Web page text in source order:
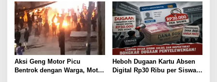
LKPP
Jadi Sorotan
Aksi Geng Motor Picu
Bentrok dengan Warga, Motor
Heboh Dugaan Kartu Absen
Digital Rp30 Ribu per Siswa,